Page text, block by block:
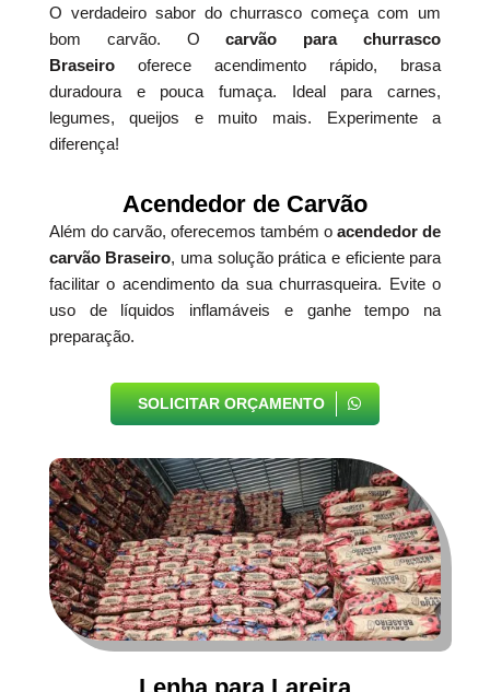
O verdadeiro sabor do churrasco começa com um
bom carvão. Ocarvão para churrasco
Braseirooferece acendimento rápido, brasa
duradoura e pouca fumaça. Ideal para carnes,
legumes, queijos e muito mais. Experimente a
diferença!
Acendedor de Carvão
Além do carvão, oferecemos também oacendedor de
carvão Braseiro, uma solução prática e eficiente para
facilitar o acendimento da sua churrasqueira. Evite o
uso de líquidos inflamáveis e ganhe tempo na
preparação.
SOLICITAR ORÇAMENTO